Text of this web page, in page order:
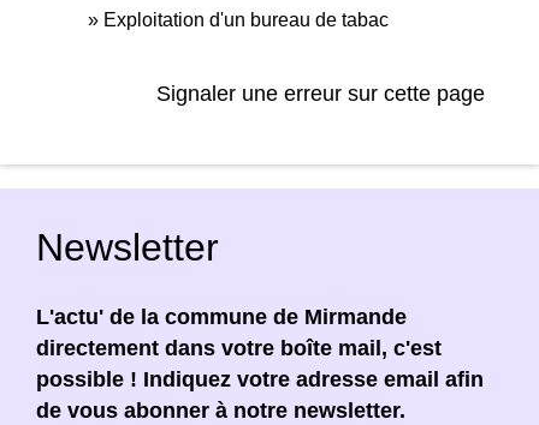
Exploitation d'un bureau de tabac
Signaler une erreur sur cette page
Newsletter
L'actu' de la commune de Mirmande
directement dans votre boîte mail, c'est
possible ! Indiquez votre adresse email afin
de vous abonner à notre newsletter.